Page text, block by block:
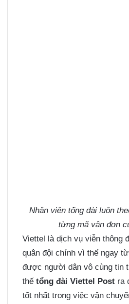
Nhân viên tổng đài luôn
từng mã vận đơn
Viettel là dịch vụ viễn thông
quân đội chính vì thế ngay
được người dân vô cùng tin
thế tổng đài Viettel Post ra
tốt nhất trong việc vận